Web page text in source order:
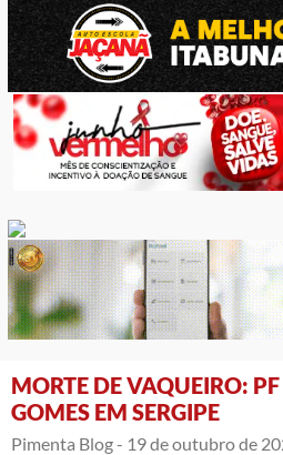
MORTE DE VAQUEIRO:
GOMES EM SERGIPE
Pimenta Blog - 19 de outubro de